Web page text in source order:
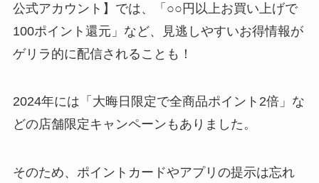
公式アカウント】では、「○○円以上お買い上げで
100ポイント還元」など、見逃しやすいお得情報が
ゲリラ的に配信されることも！
2024年には「大晦日限定で全商品ポイント2倍」な
どの店舗限定キャンペーンもありました。
そのため、ポイントカードやアプリの提示は忘れ